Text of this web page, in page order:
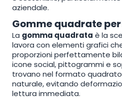
aziendale.
Gomme quadrate
La gomma quadrata è la
lavora con elementi grafici
proporzioni perfettamente
icone social, pittogrammi e
trovano nel formato
naturale, evitando
lettura immediata.